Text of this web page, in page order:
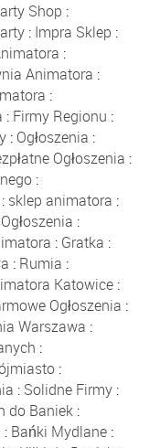
Shop :
: Impra Sklep :
:
Animatora :
:
: Firmy Regionu :
: Ogłoszenia :
Ogłoszenia :
:
: sklep animatora :
:
: Gratka :
: Rumia :
Katowice :
Ogłoszenia :
Warszawa :
:
:
: Solidne Firmy :
do Baniek:
: Bańki Mydlane :